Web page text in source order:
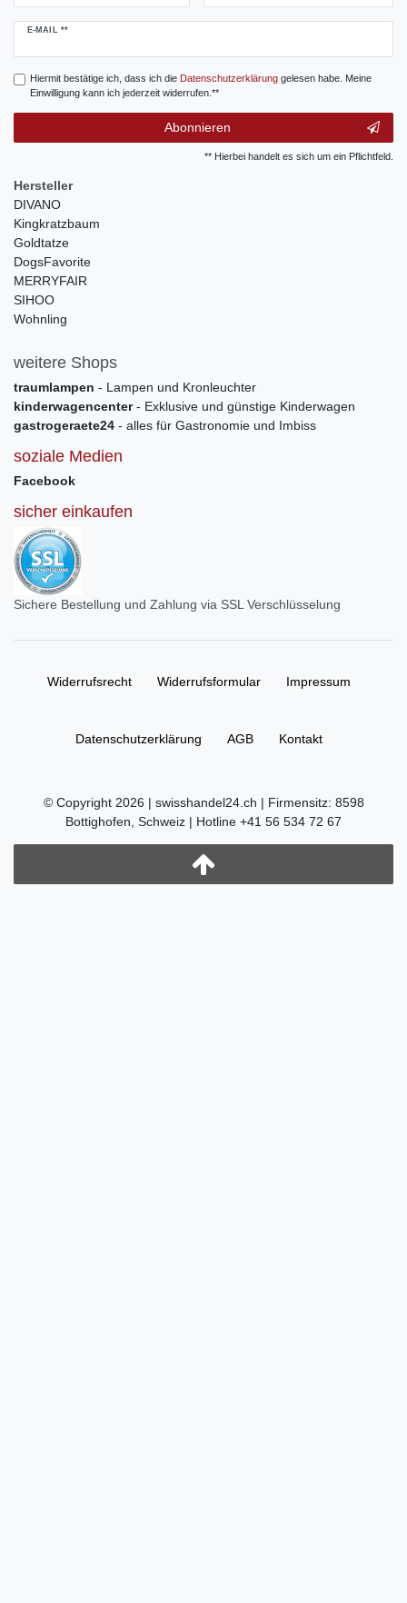
E-MAIL **
Newsletter
Hiermit bestätige ich, dass ich die Daten­schutz­erklärunggelesen habe. Meine
Einwilligung kann ich jederzeit widerrufen.**
Abonnieren
** Hierbei handelt es sich um ein Pflichtfeld.
Hersteller
DIVANO
Kingkratzbaum
Goldtatze
DogsFavorite
MERRYFAIR
SIHOO
Wohnling
weitere Shops
traumlampen - Lampen und Kronleuchter
kinderwagencenter- Exklusive und günstige Kinderwagen
gastrogeraete24 - alles für Gastronomie und Imbiss
soziale Medien
Facebook
sicher einkaufen
Sichere Bestellung und Zahlung via SSL Verschlüsselung
Widerrufs­recht Widerrufs­formular Impressum
Daten­schutz­erklärung AGB Kontakt
© Copyright 2026 | swisshandel24.ch | Firmensitz: 8598
Bottighofen, Schweiz | Hotline +41 56 534 72 67